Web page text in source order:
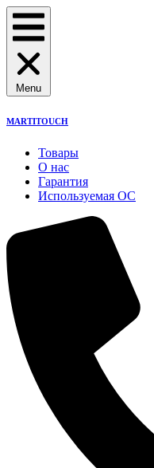
Menu
MARTITOUCH
Товары
О нас
Гарантия
Используемая ОС